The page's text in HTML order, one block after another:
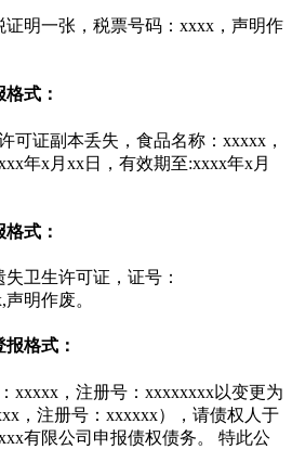
明一张，税票号码：xxxx，声明作
式：
可证副本丢失，食品名称：xxxxx，
年x月xx日，有效期至:xxxx年x月
式：
卫生许可证，证号：
明作废。
格式：
xxxxx，注册号：xxxxxxxx以变更为
，注册号：xxxxxx），请债权人于
有限公司申报债权债务。 特此公